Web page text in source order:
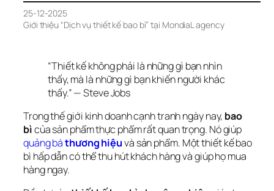
25-12-2025
Giới thiệu “Dịch vụ thiết kế bao bì” tại MondiaL agency
“Thiết kế không phải là những gì bạn nhìn
thấy, mà là những gì bạn khiến người khác
thấy.” — Steve Jobs
Trong thế giới kinh doanh cạnh tranh ngày nay, bao
bì
quảng bá thương hiệu và sản phẩm. Một thiết kế bao
bì hấp dẫn có thể thu hút khách hàng và giúp họ mua
hàng ngay.